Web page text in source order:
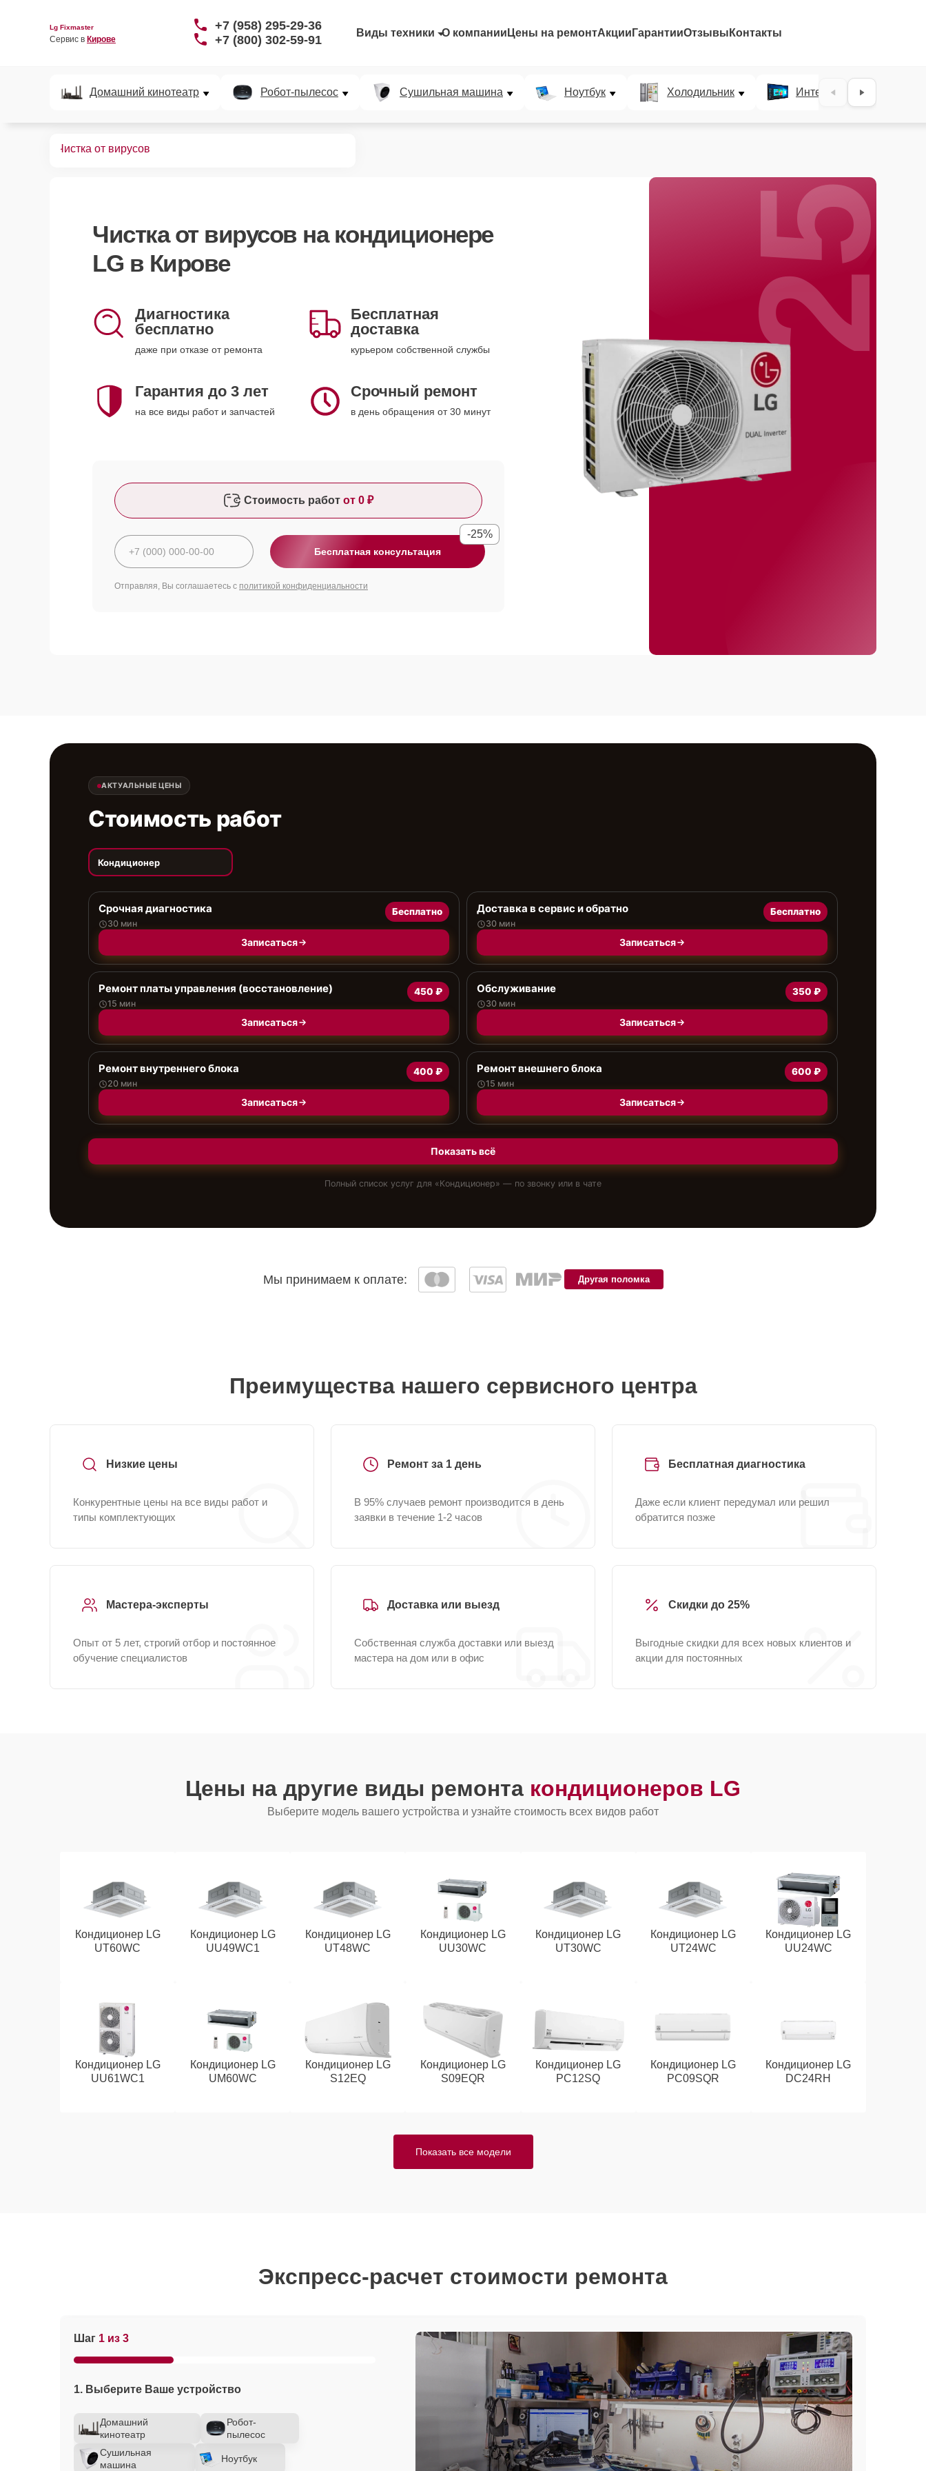
Lg Fixmaster
Сервис в Кирове
+7 (958) 295-29-36
+7 (800) 302-59-91
Виды техники О компании Цены на ремонтАкции ГарантииОтзывы Контакты
Домашний кинотеатр Робот-пылесос Сушильная машина Ноутбук Холодильник Интерактивные панели
Чистка от вирусов
Чистка от вирусовна кондиционере
LG в Кирове
Диагностика
бесплатно
даже при отказе от ремонта
Бесплатная
доставка
курьером собственной службы
Гарантия до 3 лет
на все виды работ и запчастей
Срочный ремонт
в день обращения от 30 минут
Стоимость работ от 0 ₽
Бесплатная консультация
-25%
Отправляя, Вы соглашаетесь с политикой конфиденциальности
25%
АКТУАЛЬНЫЕ ЦЕНЫ
Стоимость работ
Кондиционер
Срочная диагностика
30 мин
Бесплатно
Записаться
Доставка в сервис и обратно
30 мин
Бесплатно
Записаться
Ремонт платы управления (восстановление)
15 мин
450 ₽
Записаться
Обслуживание
30 мин
350 ₽
Записаться
Ремонт внутреннего блока
20 мин
400 ₽
Записаться
Ремонт внешнего блока
15 мин
600 ₽
Записаться
Показать всё
Полный список услуг для «Кондиционер» — по звонку или в чате
Мы принимаем к оплате: Другая поломка
Преимущества нашего сервисного центра
Низкие цены
Конкурентные цены на все виды работ и
типы комплектующих
Ремонт за 1 день
В 95% случаев ремонт производится в день
заявки в течение 1-2 часов
Бесплатная диагностика
Даже если клиент передумал или решил
обратится позже
Мастера-эксперты
Опыт от 5 лет, строгий отбор и постоянное
обучение специалистов
Доставка или выезд
Собственная служба доставки или выезд
мастера на дом или в офис
Скидки до 25%
Выгодные скидки для всех новых клиентов и
акции для постоянных
Цены на другие виды ремонта кондиционеров LG
Выберите модель вашего устройства и узнайте стоимость всех видов работ
Кондиционер LG
UT60WC
Кондиционер LG
UU49WC1
Кондиционер LG
UT48WC
Кондиционер LG
UU30WC
Кондиционер LG
UT30WC
Кондиционер LG
UT24WC
Кондиционер LG
UU24WC
Кондиционер LG
UU61WC1
Кондиционер LG
UM60WC
Кондиционер LG
S12EQ
Кондиционер LG
S09EQR
Кондиционер LG
PC12SQ
Кондиционер LG
PC09SQR
Кондиционер LG
DC24RH
Показать все модели
Экспресс-расчет стоимости ремонта
Шаг 1 из 3
1. Выберите Ваше устройство
Домашний
кинотеатр
Робот-
пылесос
Сушильная
машина
Ноутбук